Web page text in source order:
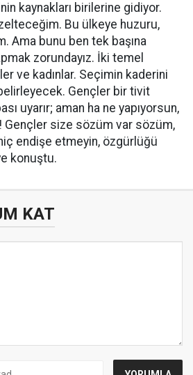
kaynakları birilerine gidiyor.
Bu ülkeye huzuru,
Ama bunu ben tek başına
zorundayız. İki temel
ve kadınlar. Seçimin kaderini
Gençler bir tivit
uyarır; aman ha ne yapıyorsun,
Gençler size sözüm var sözüm,
endişe etmeyin, özgürlüğü
konuştu.
KAT